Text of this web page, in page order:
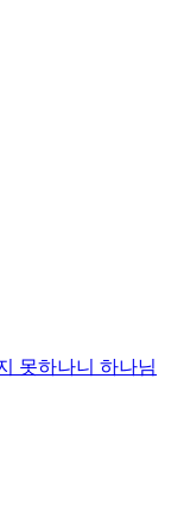
못하나니 하나님